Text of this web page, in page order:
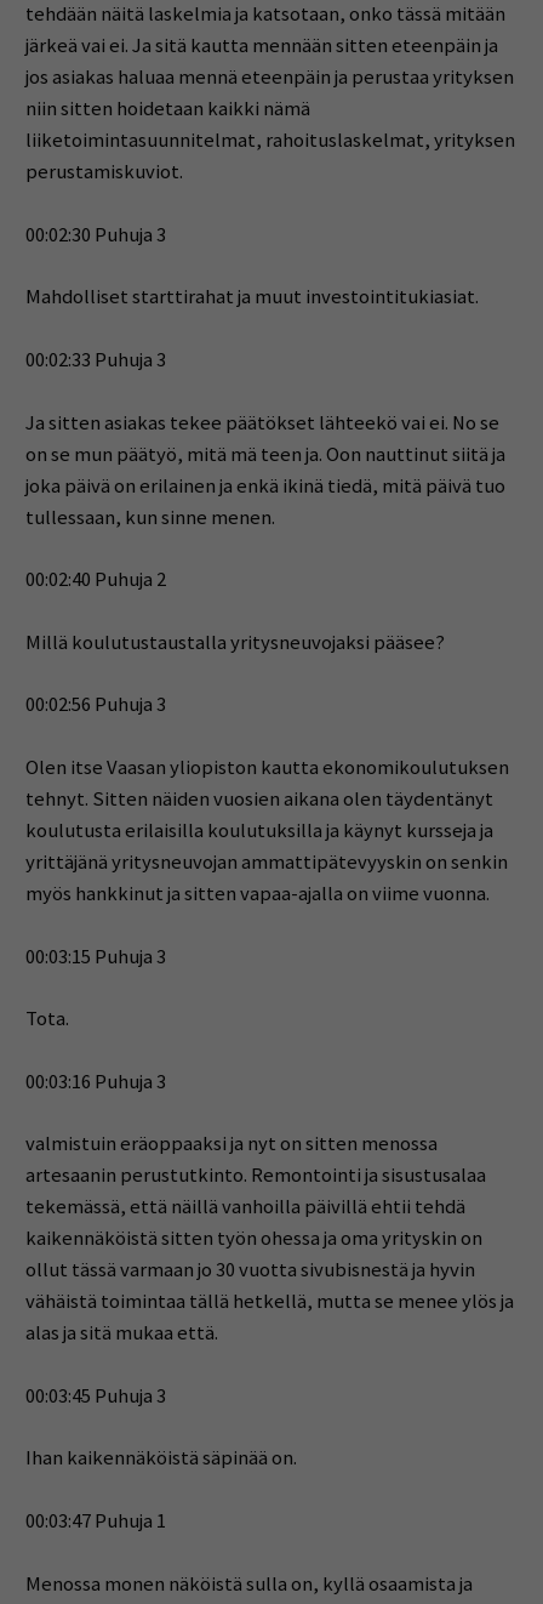
tehdään näitä laskelmia ja katsotaan, onko tässä mitään
järkeä vai ei. Ja sitä kautta mennään sitten eteenpäin ja
jos asiakas haluaa mennä eteenpäin ja perustaa yrityksen
niin sitten hoidetaan kaikki nämä
liiketoimintasuunnitelmat, rahoituslaskelmat, yrityksen
perustamiskuviot.
00:02:30 Puhuja 3
Mahdolliset starttirahat ja muut investointitukiasiat.
00:02:33 Puhuja 3
Ja sitten asiakas tekee päätökset lähteekö vai ei. No se
on se mun päätyö, mitä mä teen ja. Oon nauttinut siitä ja
joka päivä on erilainen ja enkä ikinä tiedä, mitä päivä tuo
tullessaan, kun sinne menen.
00:02:40 Puhuja 2
Millä koulutustaustalla yritysneuvojaksi pääsee?
00:02:56 Puhuja 3
Olen itse Vaasan yliopiston kautta ekonomikoulutuksen
tehnyt. Sitten näiden vuosien aikana olen täydentänyt
koulutusta erilaisilla koulutuksilla ja käynyt kursseja ja
yrittäjänä yritysneuvojan ammattipätevyyskin on senkin
myös hankkinut ja sitten vapaa-ajalla on viime vuonna.
00:03:15 Puhuja 3
Tota.
00:03:16 Puhuja 3
valmistuin eräoppaaksi ja nyt on sitten menossa
artesaanin perustutkinto. Remontointi ja sisustusalaa
tekemässä, että näillä vanhoilla päivillä ehtii tehdä
kaikennäköistä sitten työn ohessa ja oma yrityskin on
ollut tässä varmaan jo 30 vuotta sivubisnestä ja hyvin
vähäistä toimintaa tällä hetkellä, mutta se menee ylös ja
alas ja sitä mukaa että.
00:03:45 Puhuja 3
Ihan kaikennäköistä säpinää on.
00:03:47 Puhuja 1
Menossa monen näköistä sulla on, kyllä osaamista ja